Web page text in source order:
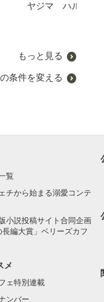
ヤジマ ハルカ／著
もっと見る
条件を変える
覧
チから始まる溺愛コンテ
小説投稿サイト合同企画
長編大賞」ベリーズカフ
メ
ェ特別連載
ンバー